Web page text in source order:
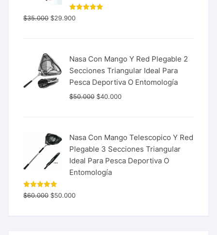
Valorado
con
$35.000 $29.900
Nasa Con Mango Y Red Plegable 2
Secciones Triangular Ideal Para
Pesca Deportiva O Entomología
$50.000 $40.000
Nasa Con Mango Telescopico Y Red
Plegable 3 Secciones Triangular
Ideal Para Pesca Deportiva O
Entomología
Valorado
con5.00
$60.000 $50.000